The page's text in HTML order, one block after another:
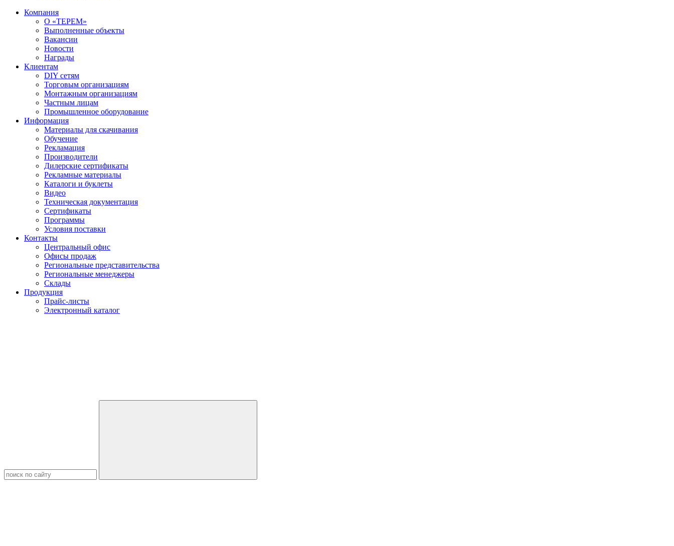
Компания
О «ТЕРЕМ»
Выполненные объекты
Вакансии
Новости
Награды
Клиентам
DIY сетям
Торговым организациям
Монтажным организациям
Частным лицам
Промышленное оборудование
Информация
Материалы для скачивания
Обучение
Рекламация
Производители
Дилерские сертификаты
Рекламные материалы
Каталоги и буклеты
Видео
Техническая документация
Сертификаты
Программы
Условия поставки
Контакты
Центральный офис
Офисы продаж
Региональные представительства
Региональные менеджеры
Склады
Продукция
Прайс-листы
Электронный каталог